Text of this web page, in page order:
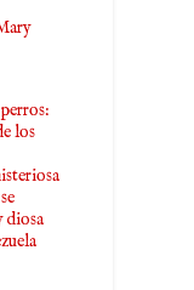
los
diosa